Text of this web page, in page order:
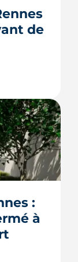
à la
de
à
pas :
43
le
délai...
:
à